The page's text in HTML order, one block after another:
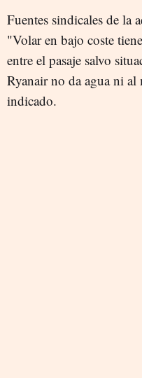
Fuentes sindicales de la
"Volar en bajo coste
entre el pasaje salvo
Ryanair no da agua ni
indicado.